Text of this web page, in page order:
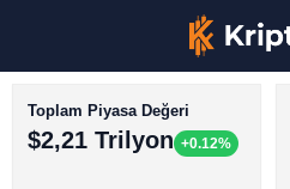
Toplam Piyasa Değeri
$2,21 Trilyon +0.12%